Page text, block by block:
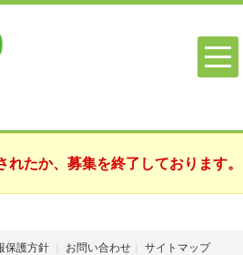
れたか、募集を終了しております。
保護方針 お問い合わせ サイトマップ